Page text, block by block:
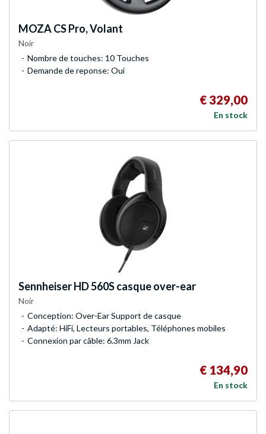
MOZACS Pro, Volant
Noir
Nombre de touches: 10 Touches
Demande de reponse: Oui
€ 329,00
En stock
SennheiserHD 560S casque over-ear
Noir
Conception: Over-Ear Support de casque
Adapté: HiFi, Lecteurs portables, Téléphones mobiles
Connexion par câble: 6.3mm Jack
€ 134,90
En stock